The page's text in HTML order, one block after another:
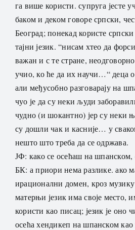
га више користи. супруга јесте
баком и деком говоре српски,
Београд; понекад користе
тајни језик. “нисам хтео да
важан и с те стране,
учио, ко ће да их научи…“ деца
али међусобно разговарају на
чуо је да су неки људи
чудно (и шокантно) јер су неки
су дошли чак и касније… у
нешто што треба да се одржава.
ЈФ: како се осећаш на
БК: а приори нема разлике. ако
ирационални домен, кроз
матерњи језик има своје место,
користи као писац; језик је оно
осећа хендикеп на шпанском